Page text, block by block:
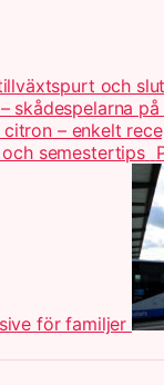
och
skådespelarna på
– enkelt
semestertips
för familjer